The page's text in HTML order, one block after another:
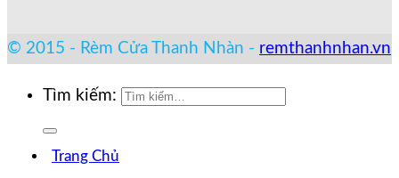
© 2015 - Rèm Cửa Thanh Nhàn - remthanhnhan.vn
Tìm kiếm:
Trang Chủ